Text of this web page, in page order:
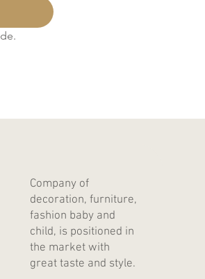
Company of
decoration, furniture,
fashion baby and
child, is positioned in
the market with
great taste and style.